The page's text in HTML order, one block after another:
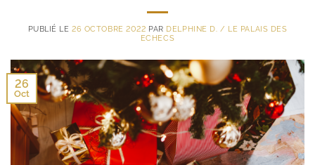
PUBLIÉ LE26 OCTOBRE 2022 PAR DELPHINE D. / LE PALAIS DES
ECHECS
26
Oct